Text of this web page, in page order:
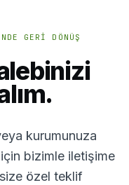
GERI DÖNÜŞ
kurumunuza
bizimle iletişime
özel teklif